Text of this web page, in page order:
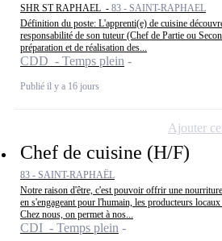
SHR ST RAPHAEL - 83 - SAINT-RAPHAEL
Définition du poste: L'apprenti(e) de cuisine
responsabilité de son tuteur (Chef de Partie ou
préparation et de réalisation des...
CDD - Temps plein
Publié il y a 16 jours
Chef de cuisine (H/F)
83 - SAINT-RAPHAËL
Notre raison d'être, c'est pouvoir offrir une
en s'engageant pour l'humain, les producteurs
Chez nous, on permet à nos...
CDI - Temps plein
Ajouter